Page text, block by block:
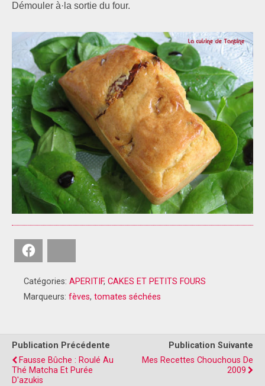
Démouler à·­la sortie du four.
Catégories: APERITIF, CAKES ET PETITS FOURS
Marqueurs: fèves, tomates séchées
Publication Précédente
Fausse Bûche : Roulé Au
Thé Matcha Et Purée
D'azukis
Publication Suivante
Mes Recettes Chouchous De
2009